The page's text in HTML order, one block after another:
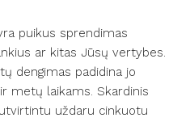
puikus sprendimas
ar kitas Jūsų vertybes.
dengimas padidina jo
metų laikams. Skardinis
uždaru cinkuotu